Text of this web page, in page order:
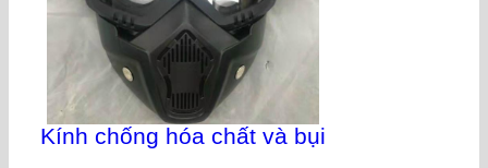
Kính chống hóa chất và bụi